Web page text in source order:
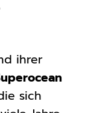
ihrer
sich